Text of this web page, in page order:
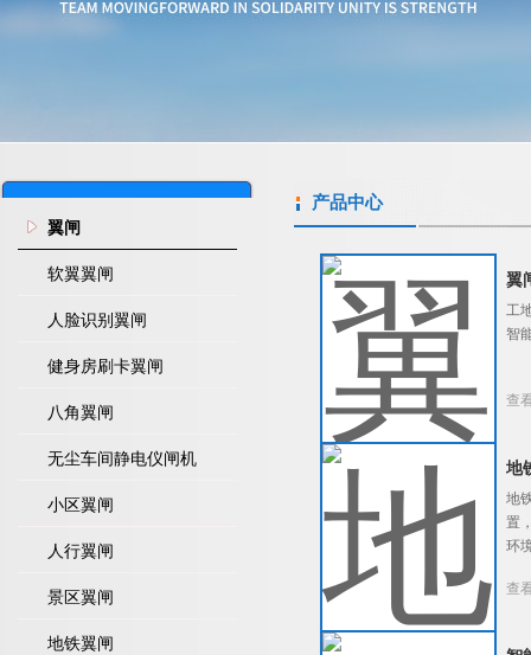
翼闸
软翼翼闸
人脸识别翼闸
健身房刷卡翼闸
八角翼闸
无尘车间静电仪闸机
小区翼闸
人行翼闸
景区翼闸
地铁翼闸
产品中心
翼
工
智
查
地
地
置
环
查